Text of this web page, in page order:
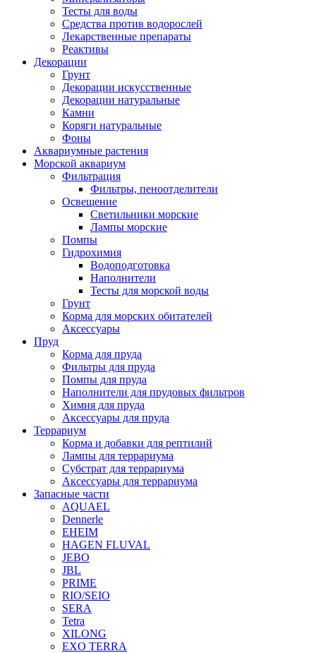
Тесты для воды
Средства против водорослей
Лекарственные препараты
Реактивы
Декорации
Грунт
Декорации искусственные
Декорации натуральные
Камни
Коряги натуральные
Фоны
Аквариумные растения
Морской аквариум
Фильтрация
Фильтры, пеноотделители
Освещение
Светильники морские
Лампы морские
Помпы
Гидрохимия
Водоподготовка
Наполнители
Тесты для морской воды
Грунт
Корма для морских обитателей
Аксессуары
Пруд
Корма для пруда
Фильтры для пруда
Помпы для пруда
Наполнители для прудовых фильтров
Химия для пруда
Аксессуары для пруда
Террариум
Корма и добавки для рептилий
Лампы для террариума
Субстрат для террариума
Аксессуары для террариума
Запасные части
AQUAEL
Dennerle
EHEIM
HAGEN FLUVAL
JEBO
JBL
PRIME
RIO/SEIO
SERA
Tetra
XILONG
EXO TERRA